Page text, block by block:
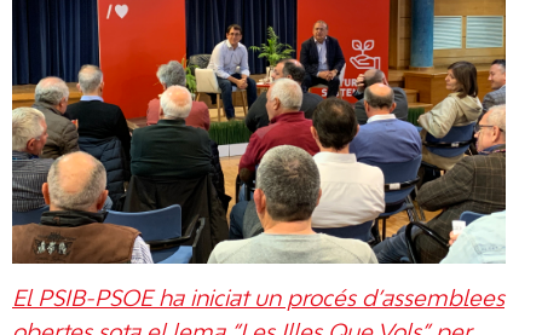
El PSIB-PSOE ha iniciat un procés d’assemblees